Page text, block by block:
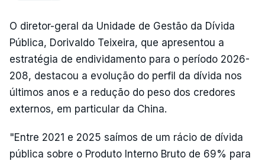
O diretor-geral da Unidade de Gestão da Dívida
Pública, Dorivaldo Teixeira, que apresentou a
estratégia de endividamento para o período 2026-
208, destacou a evolução do perfil da dívida nos
últimos anos e a redução do peso dos credores
externos, em particular da China.
"Entre 2021 e 2025 saímos de um rácio de dívida
pública sobre o Produto Interno Bruto de 69% para